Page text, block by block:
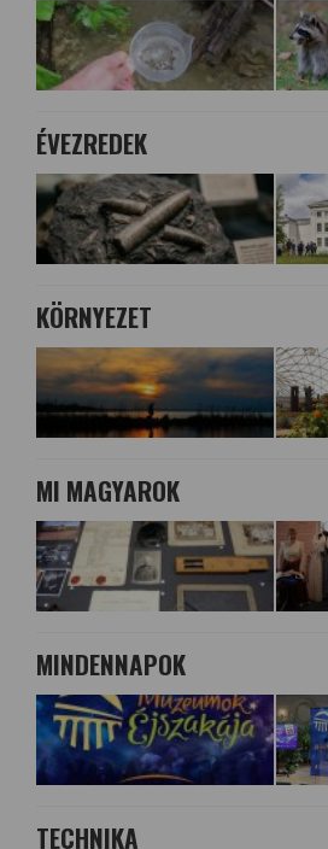
ÉVEZREDEK
KÖRNYEZET
MI MAGYAROK
MINDENNAPOK
TECHNIKA